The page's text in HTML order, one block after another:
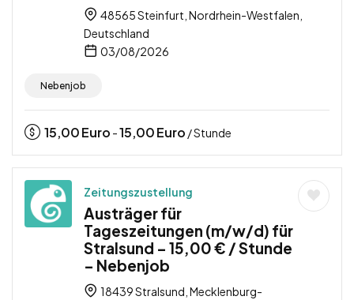
48565 Steinfurt, Nordrhein-Westfalen,
Deutschland
03/08/2026
Nebenjob
15,00Euro -15,00Euro / Stunde
Zeitungszustellung
Austräger für
Tageszeitungen (m/w/d) für
Stralsund – 15,00 € / Stunde
– Nebenjob
18439 Stralsund, Mecklenburg-